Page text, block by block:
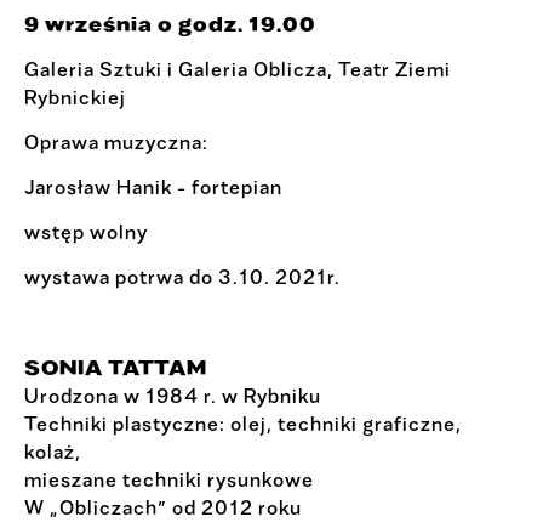
9 września o godz. 19.00
Galeria Sztuki i Galeria Oblicza, Teatr Ziemi
Rybnickiej
Oprawa muzyczna:
Jarosław Hanik - fortepian
wstęp wolny
wystawa potrwa do 3.10. 2021r.
SONIA TATTAM
Urodzona w 1984 r. w Rybniku
Techniki plastyczne: olej, techniki graficzne,
kolaż,
mieszane techniki rysunkowe
W „Obliczach” od 2012 roku